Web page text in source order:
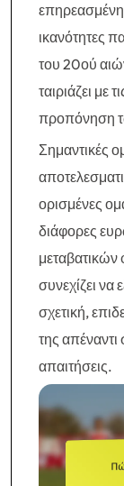
επηρεασμένη
ικανότητες
του 20ού
ταιριάζει με
προπόνηση
Σημαντικές
ορισμένες
διάφορες
συνεχίζει να
σχετική,
της απέναντι
απαιτήσεις.